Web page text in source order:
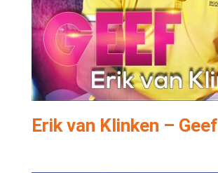
Erik van Klinken – Geef